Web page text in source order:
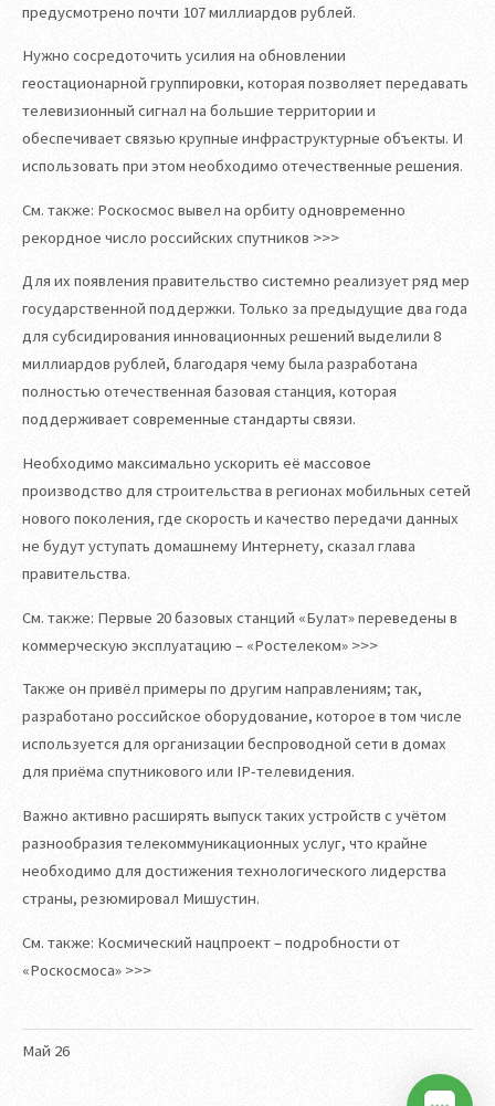
Май 26
предусмотрено почти 107 миллиардов рублей.
Нужно сосредоточить усилия на обновлении
геостационарной группировки, которая позволяет передавать
телевизионный сигнал на большие территории и
обеспечивает связью крупные инфраструктурные объекты. И
использовать при этом необходимо отечественные решения.
См. также: Роскосмос вывел на орбиту одновременно
рекордное число российских спутников >>>
Для их появления правительство системно реализует ряд мер
государственной поддержки. Только за предыдущие два года
для субсидирования инновационных решений выделили 8
миллиардов рублей, благодаря чему была разработана
полностью отечественная базовая станция, которая
поддерживает современные стандарты связи.
Необходимо максимально ускорить её массовое
производство для строительства в регионах мобильных сетей
нового поколения, где скорость и качество передачи данных
не будут уступать домашнему Интернету, сказал глава
правительства.
См. также: Первые 20 базовых станций «Булат» переведены в
коммерческую эксплуатацию – «Ростелеком» >>>
Также он привёл примеры по другим направлениям; так,
разработано российское оборудование, которое в том числе
используется для организации беспроводной сети в домах
для приёма спутникового или IP-телевидения.
Важно активно расширять выпуск таких устройств с учётом
разнообразия телекоммуникационных услуг, что крайне
необходимо для достижения технологического лидерства
страны, резюмировал Мишустин.
См. также: Космический нацпроект – подробности от
«Роскосмоса» >>>